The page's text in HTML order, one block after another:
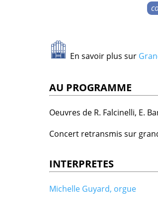
En savoir plus sur
AU PROGRAMME
Oeuvres de R. Falcinelli, E.
Concert retransmis sur
INTERPRETES
Michelle Guyard, orgue